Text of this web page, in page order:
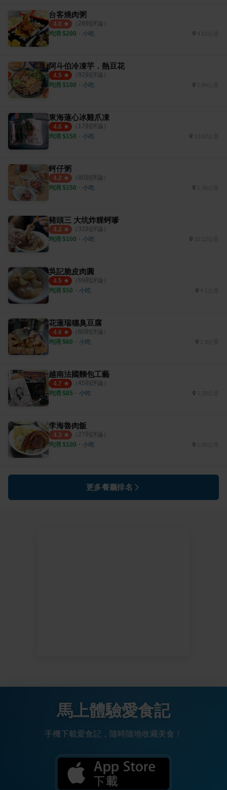
台客燒肉粥
4.0 （ 28則評論）
均消 $200 ・ 小吃 4.61公里
阿斗伯冷凍芋．熱豆花
4.5 （ 92則評論）
均消 $100 ・ 小吃 1.84公里
東海蓮心冰雞爪凍
4.6 （ 17則評論）
均消 $150 ・ 小吃 10.62公里
蚵仔粥
4.2 （ 80則評論）
均消 $150 ・ 小吃 1.36公里
豬頭三 大坑炸粿蚵嗲
4.2 （ 32則評論）
均消 $100 ・ 小吃 10.12公里
吳記脆皮肉圓
4.5 （ 69則評論）
均消 $50 ・ 小吃 4.1公里
花蓮瑞穗臭豆腐
4.6 （ 60則評論）
均消 $60 ・ 小吃 1.9公里
越南法國麵包工藝
4.7 （ 45則評論）
均消 $85 ・ 小吃 1.33公里
李海魯肉飯
4.3 （ 27則評論）
均消 $100 ・ 小吃 1.55公里
更多餐廳排名
馬上體驗愛食記
手機下載愛食記，隨時隨地收藏美食！